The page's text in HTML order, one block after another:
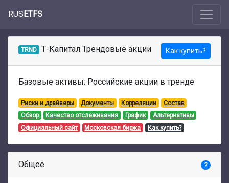
RUSETFS
TRND Т-Капитал Трендовые акции Как купить?
Базовые активы: Российские акции в тренде
Риски и драйверы Документы Корреляции
Состав
Обзор
Качество отслеживания График
Альтернативы
Официальный сайт
Московская биржа Как купить?
Общее ?